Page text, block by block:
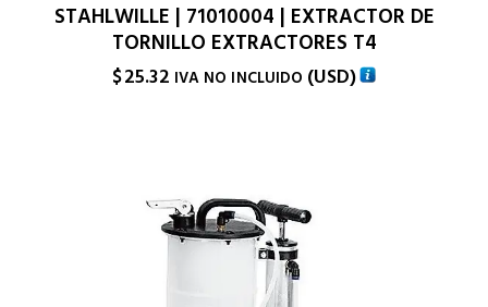
STAHLWILLE | 71010004 | EXTRACTOR DE
TORNILLO EXTRACTORES T4
$25.32 IVA NO INCLUIDO (USD)